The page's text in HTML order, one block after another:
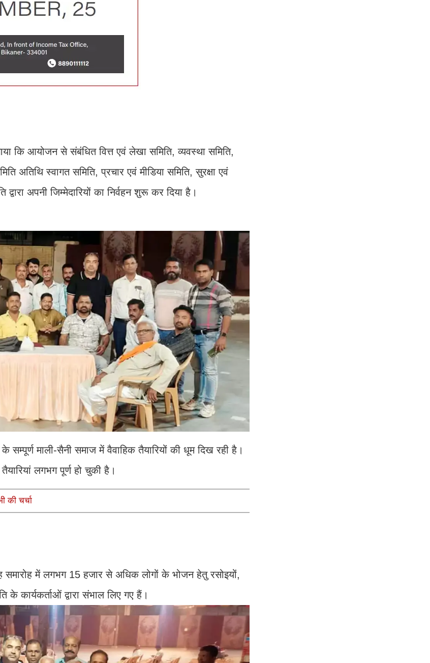
कि आयोजन से संबंधित वित्त एवं लेखा समिति, व्यवस्था समिति,
अतिथि स्वागत समिति, प्रचार एवं मीडिया समिति, सुरक्षा एवं
अपनी जिम्मेदारियों का निर्वहन शुरू कर दिया है।
सम्पूर्ण माली-सैनी समाज में वैवाहिक तैयारियों की धूम दिख रही है।
लगभग पूर्ण हो चुकी है।
की चर्चा
समारोह में लगभग 15 हजार से अधिक लोगों के भोजन हेतु रसोइयों,
के कार्यकर्ताओं द्वारा संभाल लिए गए हैं।